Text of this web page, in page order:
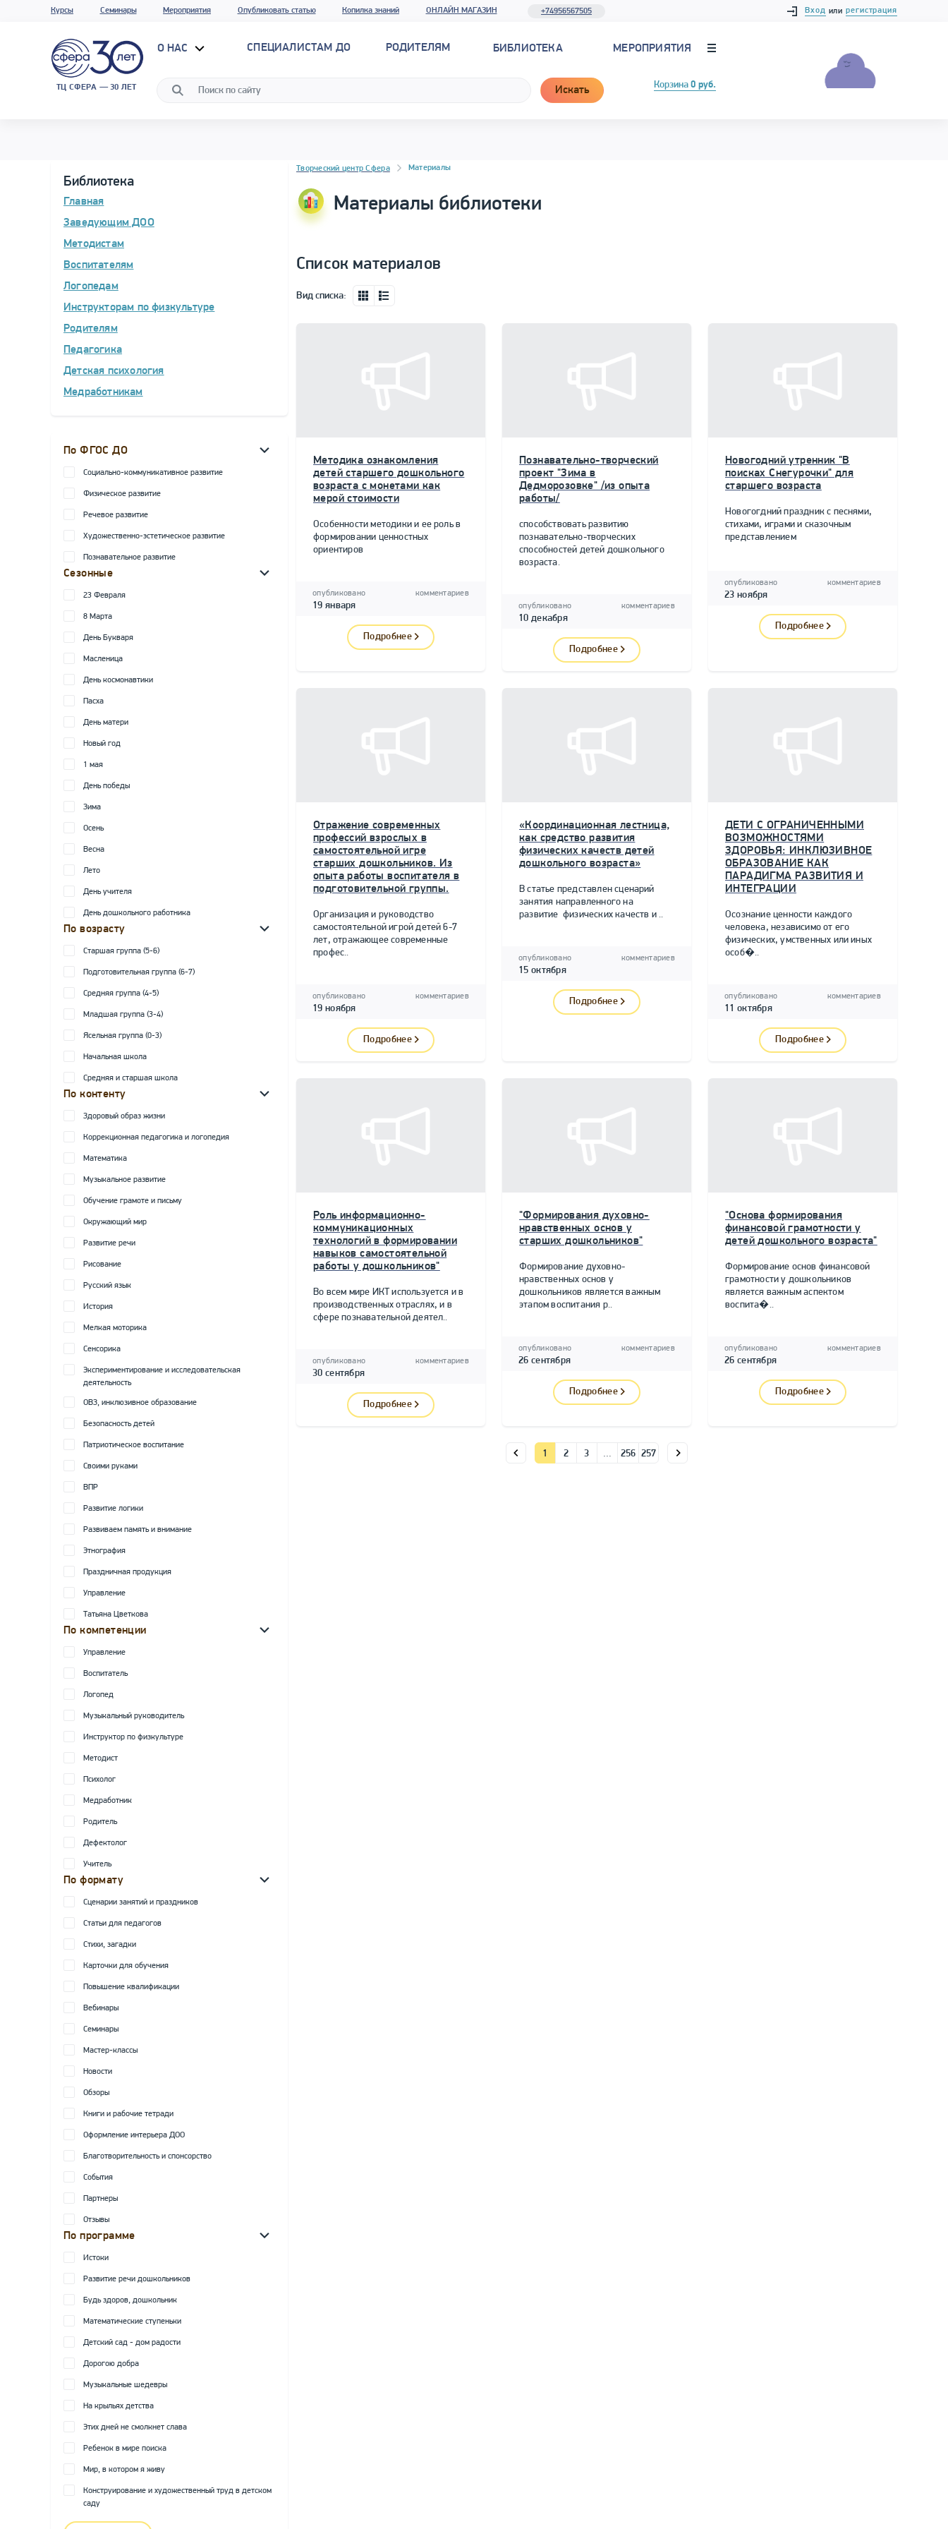
Курсы Семинары Мероприятия Опубликовать статью Копилка знаний ОНЛАЙН МАГАЗИН +74956567505 Вход или регистрация
ТЦ СФЕРА — 30 ЛЕТ
О НАС СПЕЦИАЛИСТАМ ДО РОДИТЕЛЯМ БИБЛИОТЕКА МЕРОПРИЯТИЯ
Искать Корзина 0 руб.
Библиотека
Главная
Заведующим ДОО
Методистам
Воспитателям
Логопедам
Инструкторам по физкультуре
Родителям
Педагогика
Детская психология
Медработникам
По ФГОС ДО
Социально-коммуникативное развитие
Физическое развитие
Речевое развитие
Художественно-эстетическое развитие
Познавательное развитие
Сезонные
23 Февраля
8 Марта
День Букваря
Масленица
День космонавтики
Пасха
День матери
Новый год
1 мая
День победы
Зима
Осень
Весна
Лето
День учителя
День дошкольного работника
По возрасту
Старшая группа (5-6)
Подготовительная группа (6-7)
Средняя группа (4-5)
Младшая группа (3-4)
Ясельная группа (0-3)
Начальная школа
Средняя и старшая школа
По контенту
Здоровый образ жизни
Коррекционная педагогика и логопедия
Математика
Музыкальное развитие
Обучение грамоте и письму
Окружающий мир
Развитие речи
Рисование
Русский язык
История
Мелкая моторика
Сенсорика
Экспериментирование и исследовательская
деятельность
ОВЗ, инклюзивное образование
Безопасность детей
Патриотическое воспитание
Своими руками
ВПР
Развитие логики
Развиваем память и внимание
Этнография
Праздничная продукция
Управление
Татьяна Цветкова
По компетенции
Управление
Воспитатель
Логопед
Музыкальный руководитель
Инструктор по физкультуре
Методист
Психолог
Медработник
Родитель
Дефектолог
Учитель
По формату
Сценарии занятий и праздников
Статьи для педагогов
Стихи, загадки
Карточки для обучения
Повышение квалификации
Вебинары
Семинары
Мастер-классы
Новости
Обзоры
Книги и рабочие тетради
Оформление интерьера ДОО
Благотворительность и спонсорство
События
Партнеры
Отзывы
По программе
Истоки
Развитие речи дошкольников
Будь здоров, дошкольник
Математические ступеньки
Детский сад - дом радости
Дорогою добра
Музыкальные шедевры
На крыльях детства
Этих дней не смолкнет слава
Ребенок в мире поиска
Мир, в котором я живу
Конструирование и художественный труд в детском
саду
Блок новостей
Творческий центр Сфера Материалы
Материалы библиотеки
Список материалов
Вид списка:
Методика ознакомления
детей старшего дошкольного
возраста с монетами как
мерой стоимости
Особенности методики и ее роль в
формировании ценностных
ориентиров
опубликовано
19 января
комментариев
Подробнее
Познавательно-творческий
проект "Зима в
Дедморозовке" /из опыта
работы/
способствовать развитию
познавательно-творческих
способностей детей дошкольного
возраста.
опубликовано
10 декабря
комментариев
Подробнее
Новогодний утренник "В
поисках Снегурочки" для
старшего возраста
Новогогдний праздник с песнями,
стихами, играми и сказочным
представлением
опубликовано
23 ноября
комментариев
Подробнее
Отражение современных
профессий взрослых в
самостоятельной игре
старших дошкольников. Из
опыта работы воспитателя в
подготовительной группы.
Организация и руководство
самостоятельной игрой детей 6-7
лет, отражающее современные
профес..
опубликовано
19 ноября
комментариев
Подробнее
«Координационная лестница,
как средство развития
физических качеств детей
дошкольного возраста»
В статье представлен сценарий
занятия направленного на
развитие физических качеств и ..
опубликовано
15 октября
комментариев
Подробнее
ДЕТИ С ОГРАНИЧЕННЫМИ
ВОЗМОЖНОСТЯМИ
ЗДОРОВЬЯ: ИНКЛЮЗИВНОЕ
ОБРАЗОВАНИЕ КАК
ПАРАДИГМА РАЗВИТИЯ И
ИНТЕГРАЦИИ
Осознание ценности каждого
человека, независимо от его
физических, умственных или иных
особ�..
опубликовано
11 октября
комментариев
Подробнее
Роль информационно-
коммуникационных
технологий в формировании
навыков самостоятельной
работы у дошкольников"
Во всем мире ИКТ используется и в
производственных отраслях, и в
сфере познавательной деятел..
опубликовано
30 сентября
комментариев
Подробнее
"Формирования духовно-
нравственных основ у
старших дошкольников"
Формирование духовно-
нравственных основ у
дошкольников является важным
этапом воспитания р..
опубликовано
26 сентября
комментариев
Подробнее
"Основа формирования
финансовой грамотности у
детей дошкольного возраста"
Формирование основ финансовой
грамотности у дошкольников
является важным аспектом
воспита�..
опубликовано
26 сентября
комментариев
Подробнее
1 2 3 … 256 257